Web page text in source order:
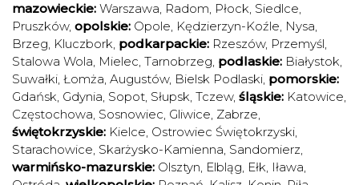
mazowieckie: Warszawa, Radom, Płock, Siedlce,
Pruszków, opolskie: Opole, Kędzierzyn-Koźle, Nysa,
Brzeg, Kluczbork, podkarpackie: Rzeszów, Przemyśl,
Stalowa Wola, Mielec, Tarnobrzeg, podlaskie: Białystok,
Suwałki, Łomża, Augustów, Bielsk Podlaski, pomorskie:
Gdańsk, Gdynia, Sopot, Słupsk, Tczew, śląskie: Katowice,
Częstochowa, Sosnowiec, Gliwice, Zabrze,
świętokrzyskie: Kielce, Ostrowiec Świętokrzyski,
Starachowice, Skarżysko-Kamienna, Sandomierz,
warmińsko-mazurskie: Olsztyn, Elbląg, Ełk, Iława,